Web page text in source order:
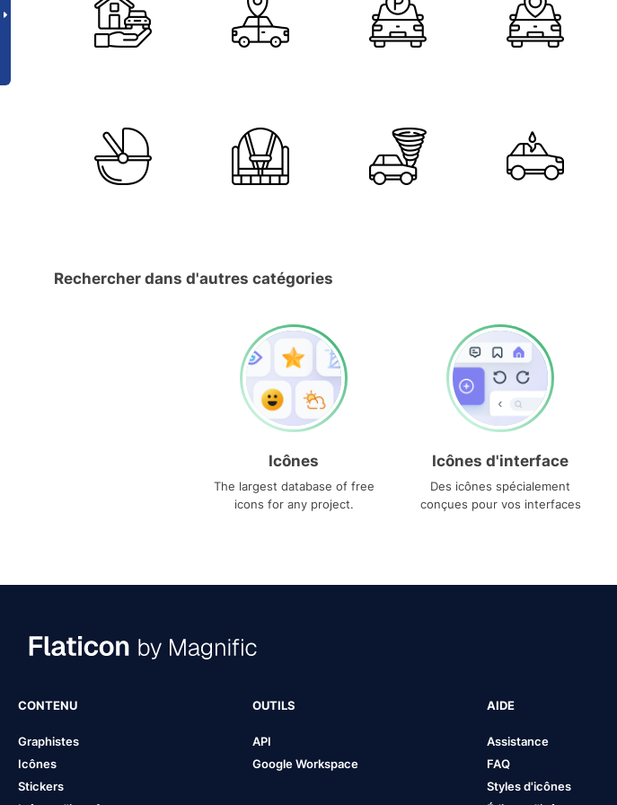
Rechercher dans d'autres catégories
Icônes
The largest database of free
icons for any project.
Icônes d'interface
Des icônes spécialement
conçues pour vos interfaces
CONTENU
Graphistes
Icônes
Stickers
OUTILS
API
Google Workspace
AIDE
Assistance
FAQ
Styles d'icônes